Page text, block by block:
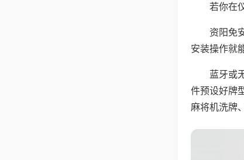
若你在
资阳免
安装操作就
蓝牙或
件预设好牌
麻将机洗牌